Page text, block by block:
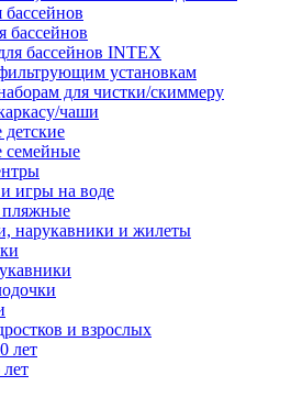
бассейнов
бассейнов INTEX
установкам
для чистки/скиммеру
чаши
семейные
игры на воде
нарукавники и жилеты
и взрослых
лет